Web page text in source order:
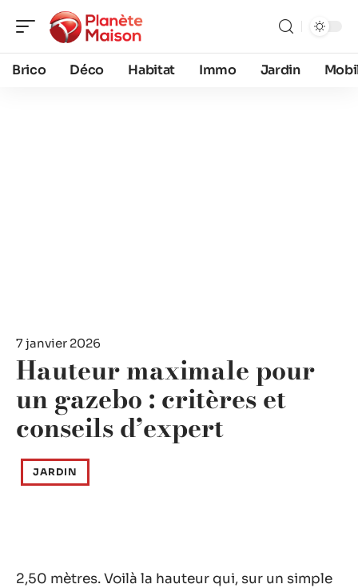
Brico Déco Habitat Immo Jardin
7 janvier 2026
Hauteur maximale pour
un gazebo : critères et
conseils d’expert
JARDIN
2,50 mètres. Voilà la hauteur qui, sur un simple